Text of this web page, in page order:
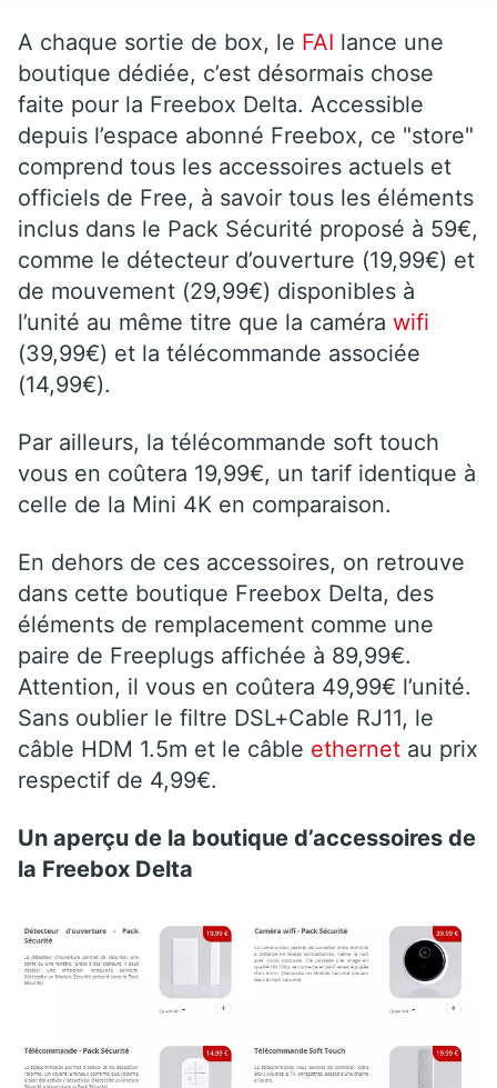
A chaque sortie de box, le FAI lance une
boutique dédiée, c’est désormais chose
faite pour la Freebox Delta. Accessible
depuis l’espace abonné Freebox, ce "store"
comprend tous les accessoires actuels et
officiels de Free, à savoir tous les éléments
inclus dans le Pack Sécurité proposé à 59€,
comme le détecteur d’ouverture (19,99€) et
de mouvement (29,99€) disponibles à
l’unité au même titre que la caméra wifi
(39,99€) et la télécommande associée
(14,99€).
Par ailleurs, la télécommande soft touch
vous en coûtera 19,99€, un tarif identique à
celle de la Mini 4K en comparaison.
En dehors de ces accessoires, on retrouve
dans cette boutique Freebox Delta, des
éléments de remplacement comme une
paire de Freeplugs affichée à 89,99€.
Attention, il vous en coûtera 49,99€ l’unité.
Sans oublier le filtre DSL+Cable RJ11, le
câble HDM 1.5m et le câble ethernet au prix
respectif de 4,99€.
Un aperçu de la boutique d’accessoires de
la Freebox Delta